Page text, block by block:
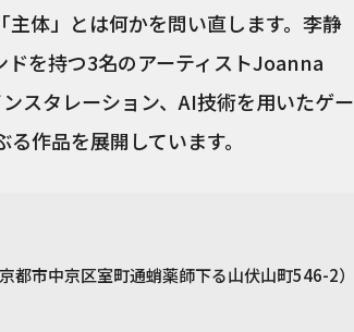
体」とは何かを問い直します。李静
を持つ3名のアーティストJoanna
スタレーション、AI技術を用いたゲー
作品を展開しています。
都市中京区室町通蛸薬師下る山伏山町546-2）